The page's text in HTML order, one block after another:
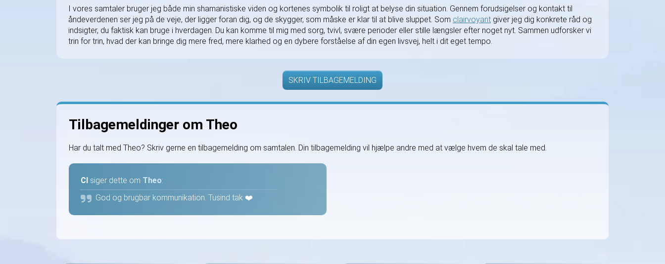
I vores samtaler bruger jeg både min shamanistiske viden og kortenes symbolik til roligt at belyse din situation. Gennem forudsigelser og kontakt til
åndeverdenen ser jeg på de veje, der ligger foran dig, og de skygger, som måske er klar til at blive sluppet. Som clairvoyant giver jeg dig konkrete råd og
indsigter, du faktisk kan bruge i hverdagen. Du kan komme til mig med sorg, tvivl, svære perioder eller stille længsler efter noget nyt. Sammen udforsker vi
trin for trin, hvad der kan bringe dig mere fred, mere klarhed og en dybere forståelse af din egen livsvej, helt i dit eget tempo.
SKRIV TILBAGEMELDING
Tilbagemeldinger om Theo
Har du talt med Theo? Skriv gerne en tilbagemelding om samtalen. Din tilbagemelding vil hjælpe andre med at vælge hvem de skal tale med.
CI siger dette om Theo:
God og brugbar kommunikation. Tusind tak ❤️